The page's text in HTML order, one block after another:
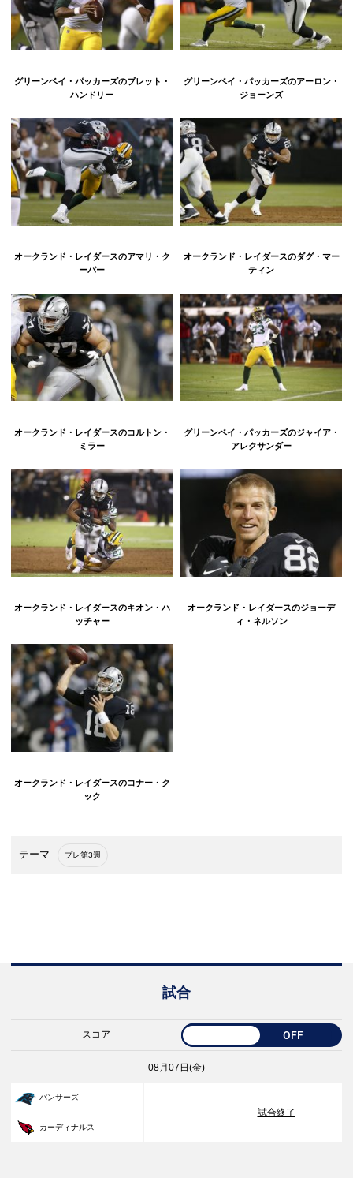
グリーンベイ・パッカーズのブレット・
ハンドリー
グリーンベイ・パッカーズのアーロン・
ジョーンズ
オークランド・レイダースのアマリ・ク
ーパー
オークランド・レイダースのダグ・マー
ティン
オークランド・レイダースのコルトン・
ミラー
グリーンベイ・パッカーズのジャイア・
アレクサンダー
オークランド・レイダースのキオン・ハ
ッチャー
オークランド・レイダースのジョーデ
ィ・ネルソン
オークランド・レイダースのコナー・ク
ック
テーマ プレ第3週
試合
スコア OFF
08月07日(金)
パンサーズ
試合終了
カーディナルス